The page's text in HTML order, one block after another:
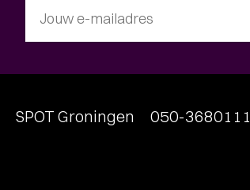
Jouw e-mailadres
SPOT Groningen 050-3680111